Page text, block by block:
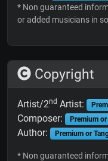
* Non guaranteed
or added musicians in
Copyright
Artist/2nd Artist:
Composer: Premium
Author: Premium or
* Non guaranteed